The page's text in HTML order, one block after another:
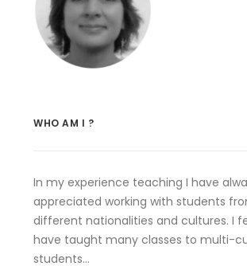
WHO AM I ?
In my experience teaching I have
appreciated working with students
different nationalities and cultures. I
have taught many classes to multi-
students…